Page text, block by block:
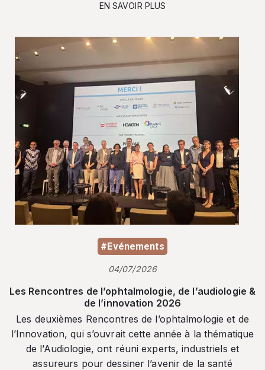
EN SAVOIR PLUS
#Evénements
04/07/2026
Les Rencontres de l’ophtalmologie, de l’audiologie &
de l’innovation 2026
Les deuxièmes Rencontres de l’ophtalmologie et de
l’Innovation, qui s’ouvrait cette année à la thématique
de l’Audiologie, ont réuni experts, industriels et
assureurs pour dessiner l’avenir de la santé